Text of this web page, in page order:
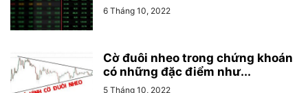
6 Tháng 10, 2022
Cờ đuôi nheo trong chứng khoán
có những đặc điểm như...
5 Tháng 10, 2022